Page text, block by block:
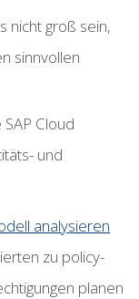
nicht groß sein,
sinnvollen
Cloud
und
analysieren
zu policy-
planen